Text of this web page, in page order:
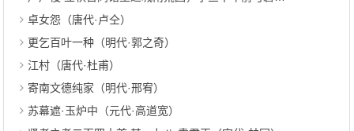
卓女怨（唐代·卢仝）
更乞百叶一种（明代·郭之奇）
江村（唐代·杜甫）
寄南文德纯家（明代·邢宥）
苏幕遮·玉炉中（元代·高道宽）